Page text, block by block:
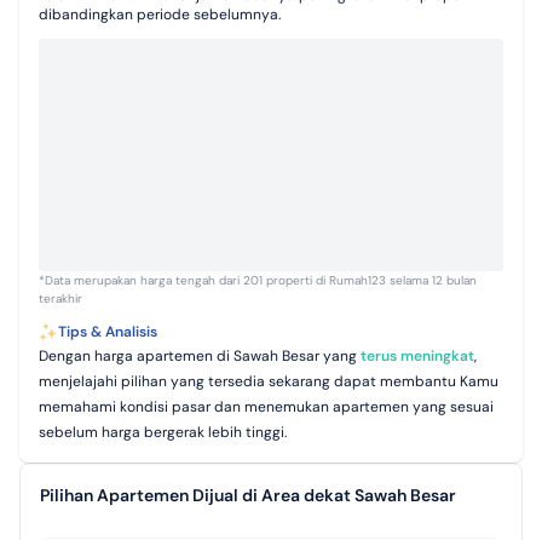
dibandingkan periode sebelumnya.
*Data merupakan harga tengah dari 201 properti di Rumah123 selama 12 bulan
terakhir
Tips & Analisis
Dengan harga apartemen di Sawah Besar yangterus meningkat,
menjelajahi pilihan yang tersedia sekarang dapat membantu Kamu
memahami kondisi pasar dan menemukan apartemen yang sesuai
sebelum harga bergerak lebih tinggi.
Pilihan Apartemen Dijual di Area dekat Sawah Besar